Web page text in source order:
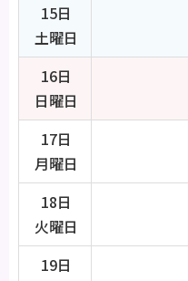
15日
土曜日
16日
日曜日
17日
月曜日
18日
火曜日
19日